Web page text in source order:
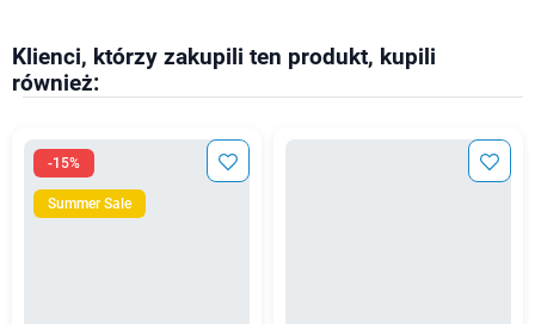
Klienci, którzy zakupili ten produkt, kupili
również:
-15%
Summer Sale